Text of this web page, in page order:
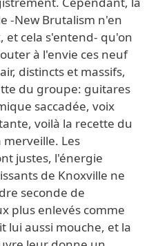
-New Brutalism n'en
et cela s'entend- qu'on
à l'envie ces neuf
distincts et massifs,
du groupe: guitares
saccadée, voix
voilà la recette du
Les
justes, l'énergie
de Knoxville ne
seconde de
plus enlevés comme
lui aussi mouche, et la